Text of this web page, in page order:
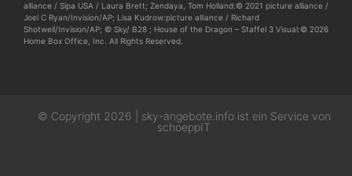
alliance / Sipa USA / Laura Brett; Zendaya, Tom Holland:© 2021 picture alliance /
Joel C Ryan/Invision/AP; Lisa Kudrow:picture alliance / Richard
Shotwell/Invision/AP; © Sky/ B28 ; House of the Dragon – Staffel 3 Visual:© 2026
Home Box Office, Inc. All Rights Reserved.
© Copyright 2026 | sky-angebote.info ist ein Service von
schoeppIT